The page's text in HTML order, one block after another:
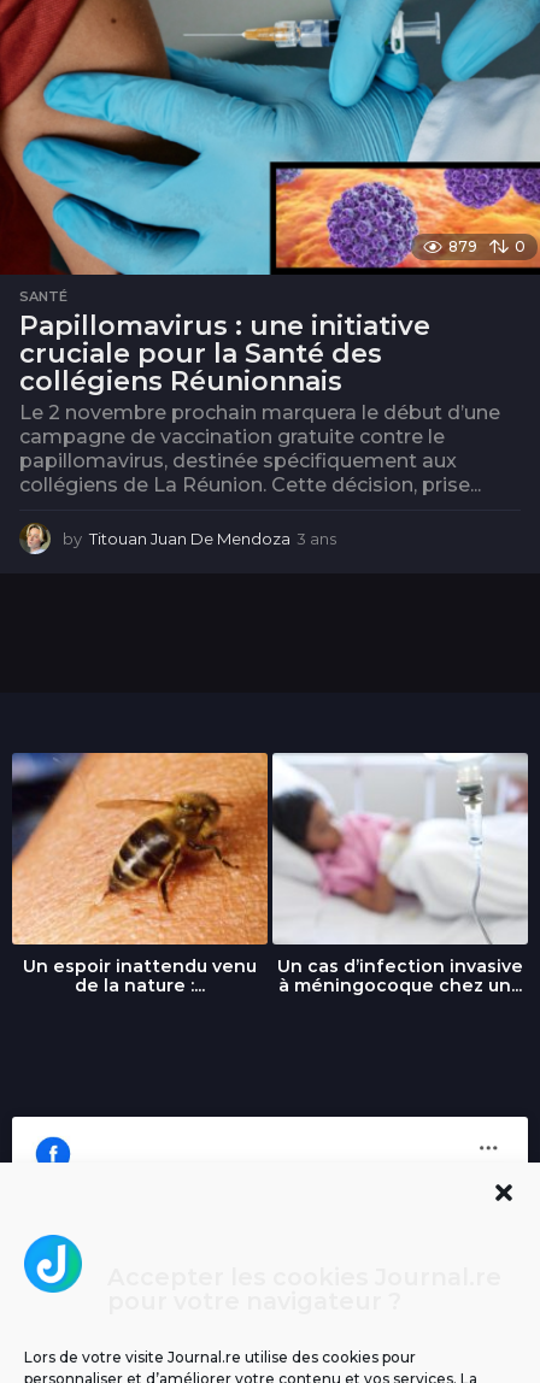
Lors de votre visite Journal.re utilise des cookies pour
personnaliser et d’améliorer votre contenu et vos services. La
879 0
SANTÉ
Papillomavirus : une initiative
cruciale pour la Santé des
collégiens Réunionnais
Le 2 novembre prochain marquera le début d’une
campagne de vaccination gratuite contre le
papillomavirus, destinée spécifiquement aux
collégiens de La Réunion. Cette décision, prise...
by Titouan Juan De Mendoza 3 ans
Un espoir inattendu venu
de la nature :...
Un cas d’infection invasive
à méningocoque chez un...